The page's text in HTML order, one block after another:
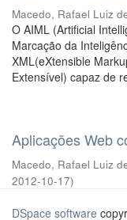
Macedo, Rafael Luiz
O AIML (Artificial
Marcação da
XML(eXtensible
Extensível) capaz de
Aplicações Web
Macedo, Rafael Luiz
2012-10-17)
DSpace software